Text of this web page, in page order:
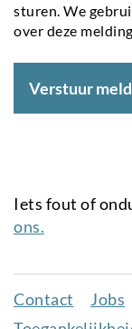
sturen. We
over deze
Verstuur
Iets fout of
ons.
Juridisch
Contact Jobs